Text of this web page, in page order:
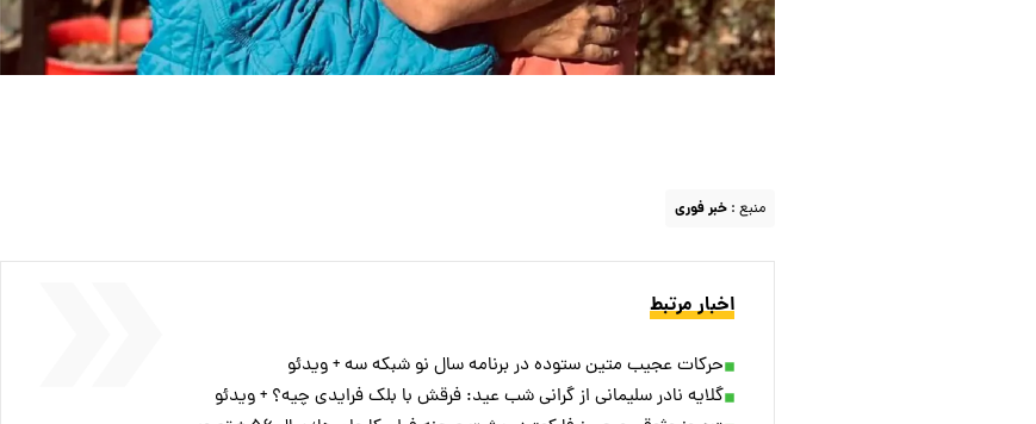
منبع : خبر فوری
اخبار مرتبط
حرکات عجیب متین ستوده در برنامه سال نو شبکه سه + ویدئو
گلایه نادر سلیمانی از گرانی شب عید: فرقش با بلک فرایدی چیه؟ + ویدئو